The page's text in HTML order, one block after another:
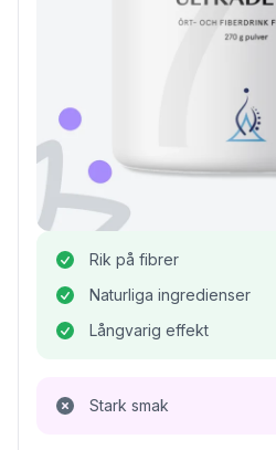
Rik på fibrer
Naturliga ingredienser
Långvarig effekt
Stark smak